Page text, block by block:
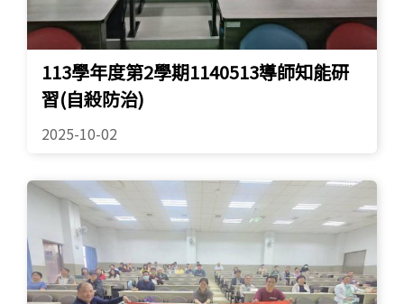
113學年度第2學期1140513導師知能研
習(自殺防治)
2025-10-02